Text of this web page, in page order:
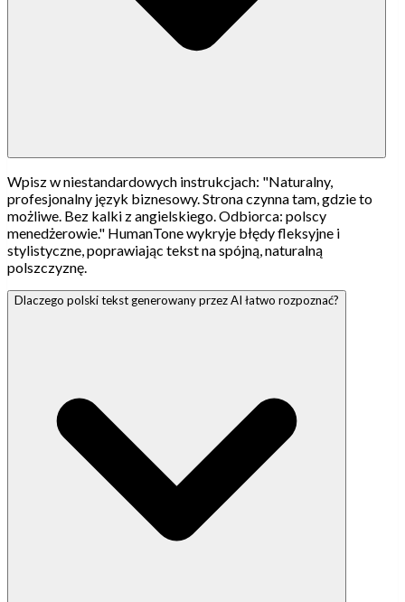
Wpisz w niestandardowych instrukcjach: "Naturalny,
profesjonalny język biznesowy. Strona czynna tam, gdzie to
możliwe. Bez kalki z angielskiego. Odbiorca: polscy
menedżerowie." HumanTone wykryje błędy fleksyjne i
stylistyczne, poprawiając tekst na spójną, naturalną
polszczyznę.
Dlaczego polski tekst generowany przez AI łatwo rozpoznać?